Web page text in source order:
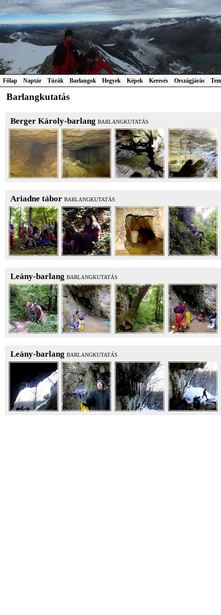
Főlap Naptár Túrák Barlangok Hegyek Képek Keresés Országjárás
Barlangkutatás
Berger Károly-barlang BARLANGKUTATÁS
Ariadne tábor BARLANGKUTATÁS
Leány-barlang BARLANGKUTATÁS
Leány-barlang BARLANGKUTATÁS